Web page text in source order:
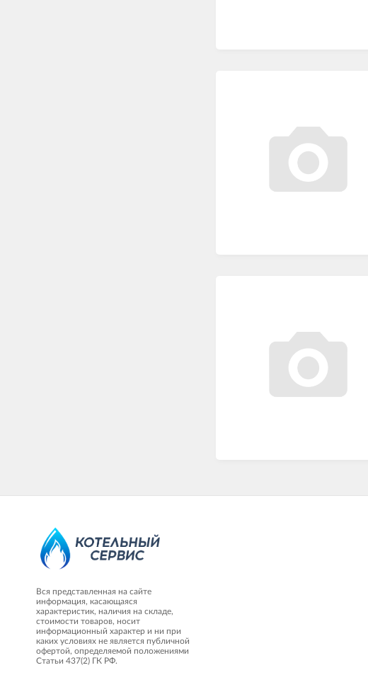
Вся представленная на сайте
информация, касающаяся
характеристик, наличия на складе,
стоимости товаров, носит
информационный характер и ни при
каких условиях не является публичной
офертой, определяемой положениями
Статьи 437(2) ГК РФ.